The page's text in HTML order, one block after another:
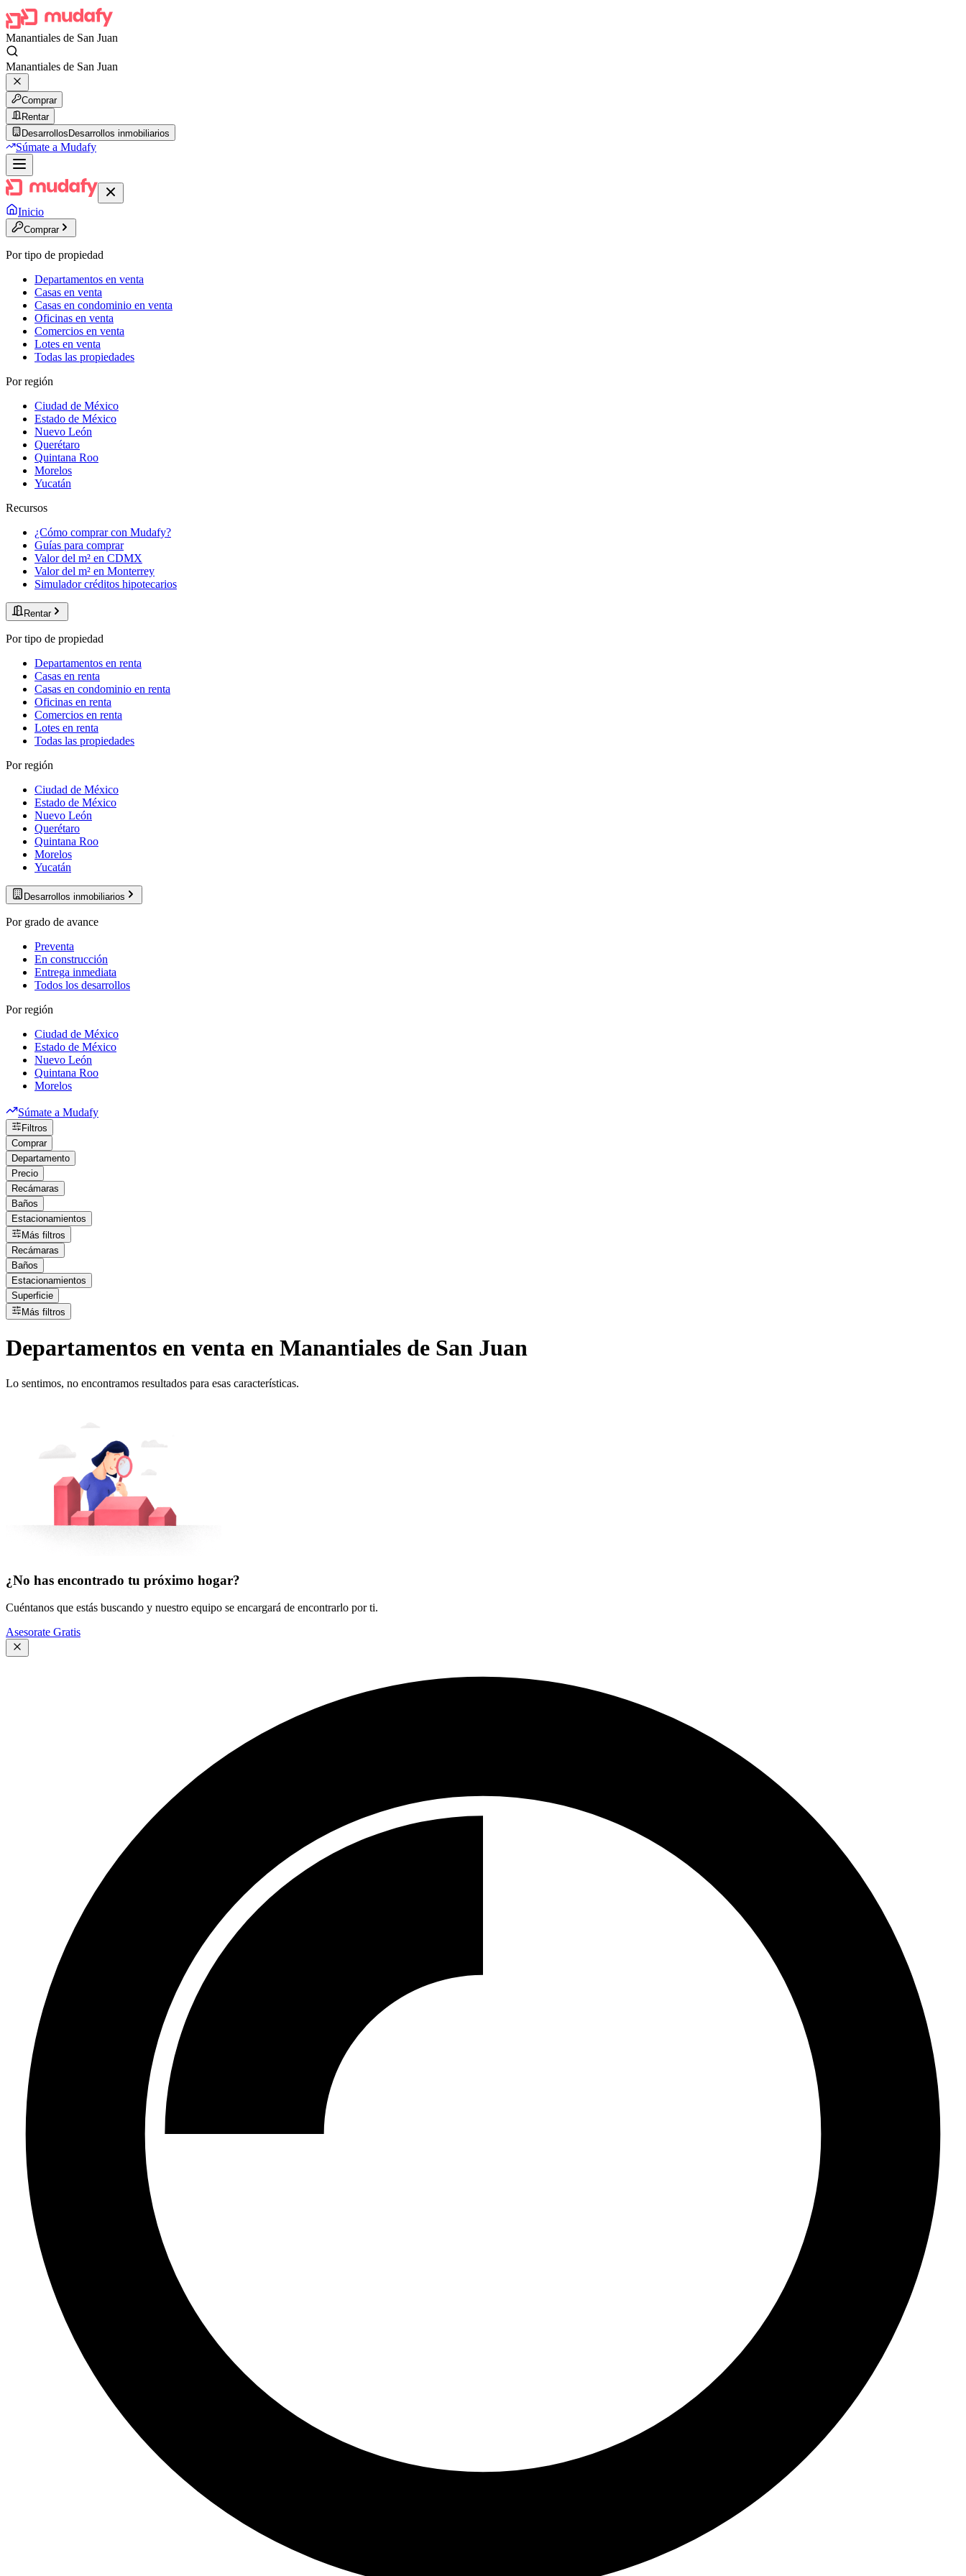
Manantiales de San Juan
Manantiales de San Juan
Comprar
Rentar
Desarrollos Desarrollos inmobiliarios
Súmate a Mudafy
Inicio
Comprar
Por tipo de propiedad
Departamentos en venta
Casas en venta
Casas en condominio en venta
Oficinas en venta
Comercios en venta
Lotes en venta
Todas las propiedades
Por región
Ciudad de México
Estado de México
Nuevo León
Querétaro
Quintana Roo
Morelos
Yucatán
Recursos
¿Cómo comprar con Mudafy?
Guías para comprar
Valor del m² en CDMX
Valor del m² en Monterrey
Simulador créditos hipotecarios
Rentar
Por tipo de propiedad
Departamentos en renta
Casas en renta
Casas en condominio en renta
Oficinas en renta
Comercios en renta
Lotes en renta
Todas las propiedades
Por región
Ciudad de México
Estado de México
Nuevo León
Querétaro
Quintana Roo
Morelos
Yucatán
Desarrollos inmobiliarios
Por grado de avance
Preventa
En construcción
Entrega inmediata
Todos los desarrollos
Por región
Ciudad de México
Estado de México
Nuevo León
Quintana Roo
Morelos
Súmate a Mudafy
Filtros
Comprar
Departamento
Precio
Recámaras
Baños
Estacionamientos
Más filtros
Recámaras
Baños
Estacionamientos
Superficie
Más filtros
Departamentos en venta en Manantiales de San Juan
Lo sentimos, no encontramos resultados para esas características.
¿No has encontrado tu próximo hogar?
Cuéntanos que estás buscando y nuestro equipo se encargará de encontrarlo por ti.
Asesorate Gratis